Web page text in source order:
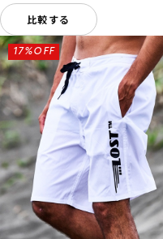
比較する
17%OFF